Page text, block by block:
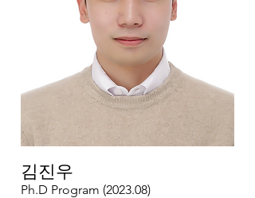
김진우
Ph.D Program (2023.08)